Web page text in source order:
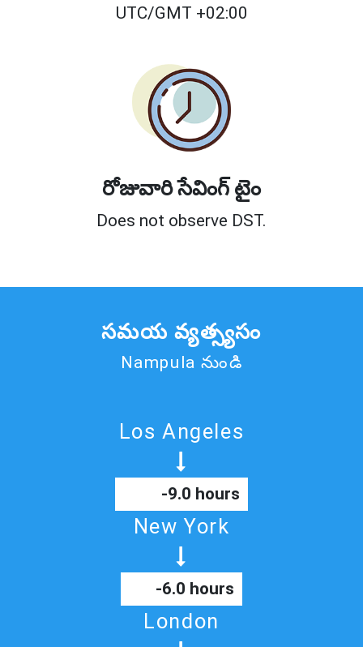
UTC/GMT +02:00
రోజువారి సేవింగ్ టైం
Does not observe DST.
సమయ వ్యత్స్యసం
Nampula నుండి
Los Angeles
-9.0 hours
New York
-6.0 hours
London